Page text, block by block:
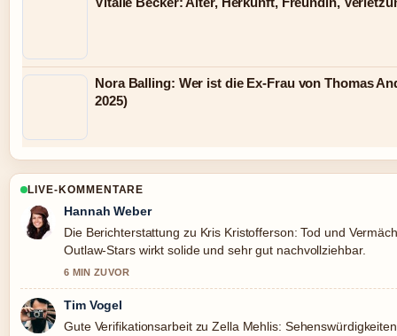
Nora Balling: Wer ist die Ex-Frau von Thomas
2025)
LIVE-KOMMENTARE
Hannah Weber
Die Berichterstattung zu Kris Kristofferson: Tod und
Outlaw-Stars wirkt solide und sehr gut nachvollziehbar.
6 MIN ZUVOR
Tim Vogel
Gute Verifikationsarbeit zu Zella Mehlis: